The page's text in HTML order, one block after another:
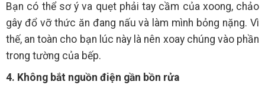
Bạn có thể sơ ý va quẹt phải tay cầm của xoong, chảo
gây đổ vỡ thức ăn đang nấu và làm mình bỏng nặng. Vì
thế, an toàn cho bạn lúc này là nên xoay chúng vào phần
trong tường của bếp.
4. Không bắt nguồn điện gần bồn rửa